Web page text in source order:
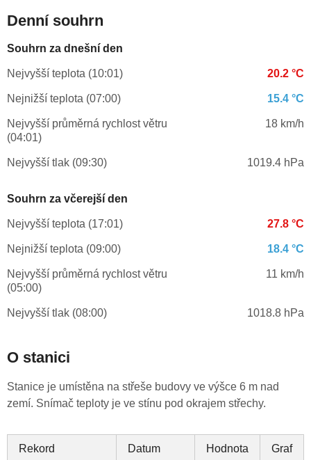
Denní souhrn
Souhrn za dnešní den
Nejvyšší teplota (10:01) 20.2 °C
Nejnižší teplota (07:00) 15.4 °C
Nejvyšší průměrná rychlost větru
(04:01)
18 km/h
Nejvyšší tlak (09:30) 1019.4 hPa
Souhrn za včerejší den
Nejvyšší teplota (17:01) 27.8 °C
Nejnižší teplota (09:00) 18.4 °C
Nejvyšší průměrná rychlost větru
(05:00)
11 km/h
Nejvyšší tlak (08:00) 1018.8 hPa
O stanici
Stanice je umístěna na střeše budovy ve výšce 6 m nad
zemí. Snímač teploty je ve stínu pod okrajem střechy.
Rekord Datum Hodnota Graf